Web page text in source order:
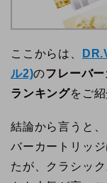
ここからは、
ル2)のフレーバ
ランキングをご
結論から言うと
バーカートリッジ
たが、クラシッ